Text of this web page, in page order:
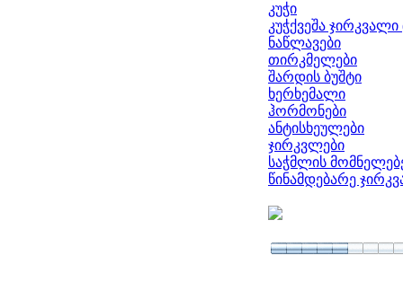
კუჭი
კუჭქვეშა ჯირკვალი
ნაწლავები
თირკმელები
შარდის ბუშტი
ხერხემალი
ჰორმონები
ანტისხეულები
ჯირკვლები
საჭმლის
წინამდებარე